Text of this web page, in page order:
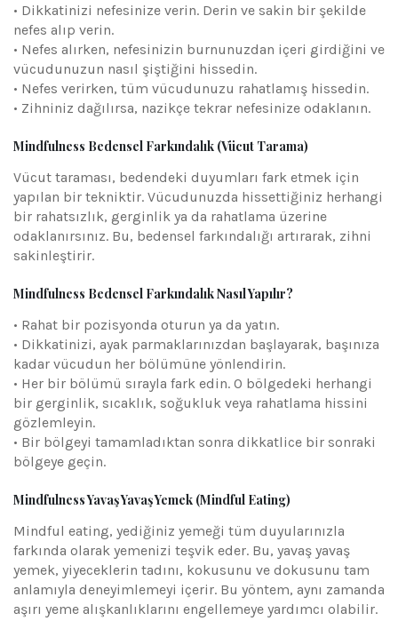
• Dikkatinizi nefesinize verin. Derin ve sakin bir şekilde
nefes alıp verin.
• Nefes alırken, nefesinizin burnunuzdan içeri girdiğini ve
vücudunuzun nasıl şiştiğini hissedin.
• Nefes verirken, tüm vücudunuzu rahatlamış hissedin.
• Zihniniz dağılırsa, nazikçe tekrar nefesinize odaklanın.
Mindfulness Bedensel Farkındalık (Vücut Tarama)
Vücut taraması, bedendeki duyumları fark etmek için
yapılan bir tekniktir. Vücudunuzda hissettiğiniz herhangi
bir rahatsızlık, gerginlik ya da rahatlama üzerine
odaklanırsınız. Bu, bedensel farkındalığı artırarak, zihni
sakinleştirir.
Mindfulness Bedensel Farkındalık Nasıl Yapılır?
• Rahat bir pozisyonda oturun ya da yatın.
• Dikkatinizi, ayak parmaklarınızdan başlayarak, başınıza
kadar vücudun her bölümüne yönlendirin.
• Her bir bölümü sırayla fark edin. O bölgedeki herhangi
bir gerginlik, sıcaklık, soğukluk veya rahatlama hissini
gözlemleyin.
• Bir bölgeyi tamamladıktan sonra dikkatlice bir sonraki
bölgeye geçin.
Mindfulness Yavaş Yavaş Yemek (Mindful Eating)
Mindful eating, yediğiniz yemeği tüm duyularınızla
farkında olarak yemenizi teşvik eder. Bu, yavaş yavaş
yemek, yiyeceklerin tadını, kokusunu ve dokusunu tam
anlamıyla deneyimlemeyi içerir. Bu yöntem, aynı zamanda
aşırı yeme alışkanlıklarını engellemeye yardımcı olabilir.